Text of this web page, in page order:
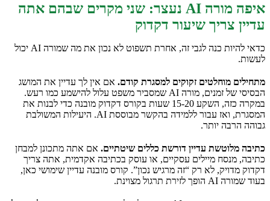
איפה מורה AI נעצר: שני מקרים שבהם אתה
עדיין צריך שיעור דקדוק
כדאי להיות כנה לגבי זה, אחרת תשפוט לא נכון את מה שמורה AI יכול
לעשות.
מתחילים מוחלטים זקוקים למסגרת קודם. אם אין לך עדיין את המושג
הבסיסי של זמנים, מורה AI שמסביר משפט עלול להישמע כמו רעש.
במקרה כזה, השקע 15-20 שעות בקורס דקדוק מובנה כדי לבנות את
המסגרת, ואז עבור ללמידה בהקשר מבוססת AI. היעילות המשולבת
גבוהה הרבה יותר.
כתיבה מלוטשת עדיין דורשת כללים שיטתיים. אם אתה מתכונן למבחן
כתיבה, מנסח מיילים עסקיים, או עוסק בכתיבה אקדמית, אתה צריך
דקדוק מדויק, לא רק “זה מרגיש נכון”. קורס מובנה עדיין שימושי כאן,
בעוד שמורה AI הופך לזירת תרגול מצוינת.